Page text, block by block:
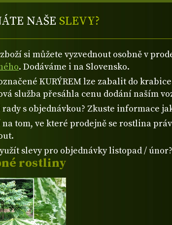
NAŠE SLEVY?
rostliny
si můžete vyzvednout osobně v
. Dodáváme i na Slovensko.
KURÝREM lze zabalit do
služba přesáhla cenu dodání naším
s objednávkou? Zkuste informace
na tom, ve které prodejně se rostlina
slevy pro objednávky listopad /